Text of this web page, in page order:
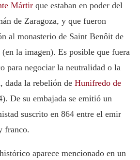
Mártir que estaban en poder del
de Zaragoza, y que fueron
al monasterio de Saint Benôit de
(en la imagen). Es posible que fuera
para negociar la neutralidad o la
dada la rebelión de Hunifredo de
De su embajada se emitió un
suscrito en 864 entre el emir
franco.
aparece mencionado en un